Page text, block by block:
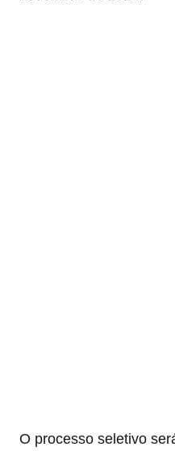
O processo seletivo